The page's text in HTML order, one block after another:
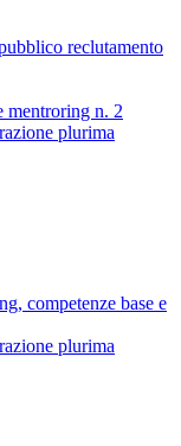
reclutamento
mentroring n. 2
plurima
competenze base e
plurima